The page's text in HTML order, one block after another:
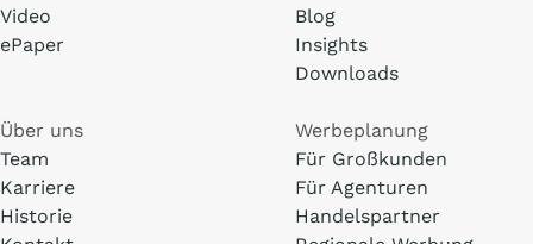
Video
ePaper
Blog
Insights
Downloads
Über uns
Team
Karriere
Historie
Werbeplanung
Für Großkunden
Für Agenturen
Handelspartner